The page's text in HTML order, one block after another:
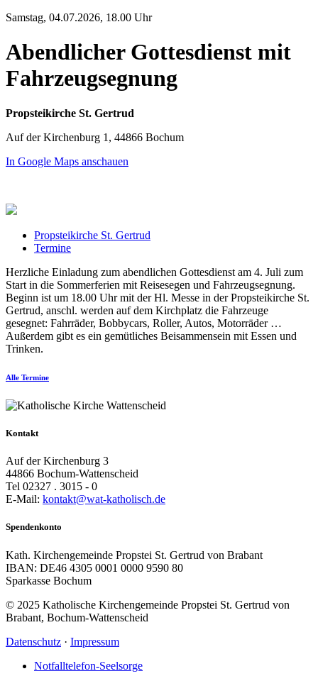
Samstag, 04.07.2026, 18.00 Uhr
Abendlicher Gottesdienst mit
Fahrzeugsegnung
Propsteikirche St. Gertrud
Auf der Kirchenburg 1, 44866 Bochum
In Google Maps anschauen
Propsteikirche St. Gertrud
Termine
Herzliche Einladung zum abendlichen Gottesdienst am 4. Juli zum
Start in die Sommerferien mit Reisesegen und Fahrzeugsegnung.
Beginn ist um 18.00 Uhr mit der Hl. Messe in der Propsteikirche St.
Gertrud, anschl. werden auf dem Kirchplatz die Fahrzeuge
gesegnet: Fahrräder, Bobbycars, Roller, Autos, Motorräder …
Außerdem gibt es ein gemütliches Beisammensein mit Essen und
Trinken.
Alle Termine
Kontakt
Auf der Kirchenburg 3
44866 Bochum-Wattenscheid
Tel 02327 . 3015 - 0
E-Mail: kontakt@wat-katholisch.de
Spendenkonto
Kath. Kirchengemeinde Propstei St. Gertrud von Brabant
IBAN: DE46 4305 0001 0000 9590 80
Sparkasse Bochum
© 2025 Katholische Kirchengemeinde Propstei St. Gertrud von
Brabant, Bochum-Wattenscheid
Datenschutz · Impressum
Notfalltelefon-Seelsorge